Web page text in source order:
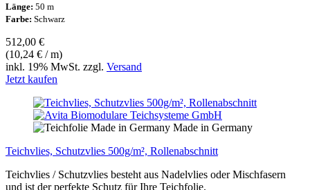
Länge: 50 m
Farbe: Schwarz
512,00 €
(10,24 € / m)
inkl. 19% MwSt. zzgl. Versand
Jetzt kaufen
Made in Germany
Teichvlies, Schutzvlies 500g/m², Rollenabschnitt
Teichvlies / Schutzvlies besteht aus Nadelvlies oder Mischfasern
und ist der perfekte Schutz für Ihre Teichfolie.